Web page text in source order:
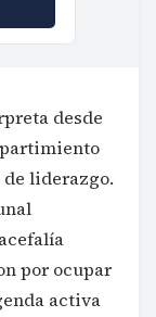
desde
de liderazgo.
por ocupar
activa